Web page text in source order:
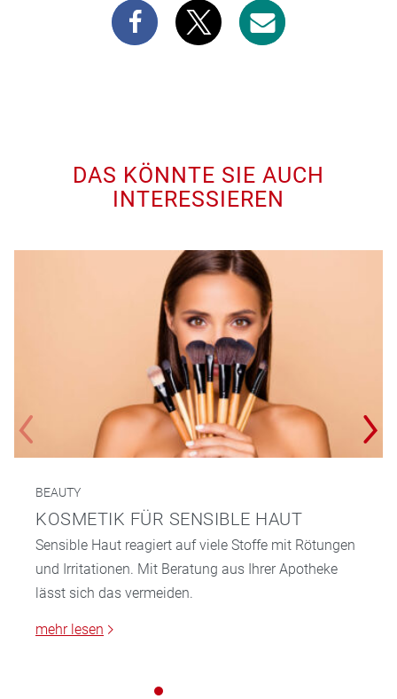
DAS KÖNNTE SIE AUCH
INTERESSIEREN
BEAUTY
KOSMETIK FÜR SENSIBLE HAUT
Sensible Haut reagiert auf viele Stoffe mit Rötungen
und Irritationen. Mit Beratung aus Ihrer Apotheke
lässt sich das vermeiden.
mehr lesen